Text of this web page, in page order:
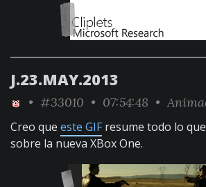
J.23.MAY.2013
• #33010 • 07:54:48 •
Creo que este GIFresume todo lo
sobre la nueva XBox One.